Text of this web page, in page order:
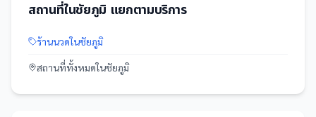
สถานที่ในชัยภูมิ แยกตามบริการ
ร้านนวดในชัยภูมิ
สถานที่ทั้งหมดในชัยภูมิ